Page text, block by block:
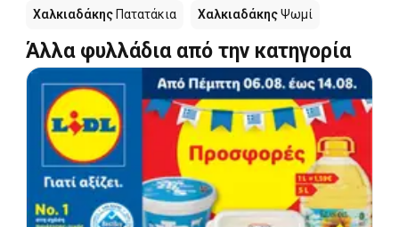
Χαλκιαδάκης Πατατάκια ΧαλκιαδάκηςΨωμί
Άλλα φυλλάδια από την κατηγορία